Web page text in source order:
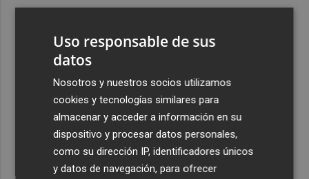
San Javier da viabilidad al nuevo contrato del transporte
324 habitaciones
Estos son los estrenos que abren la cartelera en agosto:
de la comedia 'El último mono' a una nueva entrega de
'La Patrulla Canina'
Uso responsable de sus
datos
Nosotros y nuestros socios utilizamos
cookies y tecnologías similares para
almacenar y acceder a información en su
dispositivo y procesar datos personales,
como su dirección IP, identificadores únicos
y datos de navegación, para ofrecer